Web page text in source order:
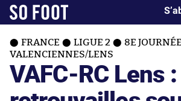
FRANCE LIGUE 2
8E JOURNÉE
VALENCIENNES/LENS
VAFC-RC Lens